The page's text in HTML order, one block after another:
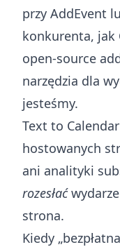
przy AddEvent
konkurenta, jak
open-source
narzędzia dla
jesteśmy.
Text to
hostowanych
ani analityki
rozesłać
strona.
Kiedy